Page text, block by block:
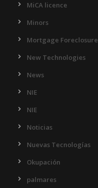
MiCA licence
Minors
Mortgage Foreclosure
New Technologies
News
NIE
NIE
Noticias
Nuevas Tecnologías
Okupación
palmares